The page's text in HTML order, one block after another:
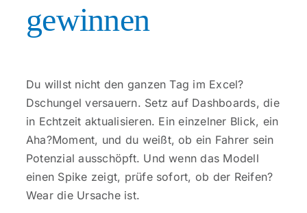
gewinnen
Du willst nicht den ganzen Tag im Excel?
Dschungel versauern. Setz auf Dashboards, die
in Echtzeit aktualisieren. Ein einzelner Blick, ein
Aha?Moment, und du weißt, ob ein Fahrer sein
Potenzial ausschöpft. Und wenn das Modell
einen Spike zeigt, prüfe sofort, ob der Reifen?
Wear die Ursache ist.